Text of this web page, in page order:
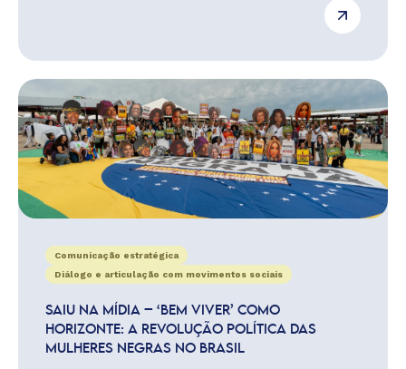
Comunicação estratégica
Diálogo e articulação com movimentos sociais
SAIU NA MÍDIA – ‘BEM VIVER’ COMO
HORIZONTE: A REVOLUÇÃO POLÍTICA DAS
MULHERES NEGRAS NO BRASIL